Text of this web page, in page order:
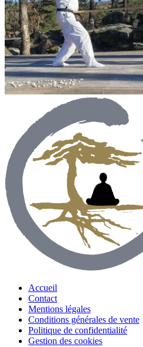
Accueil
Contact
Mentions légales
Conditions générales de vente
Politique de confidentialité
Gestion des cookies